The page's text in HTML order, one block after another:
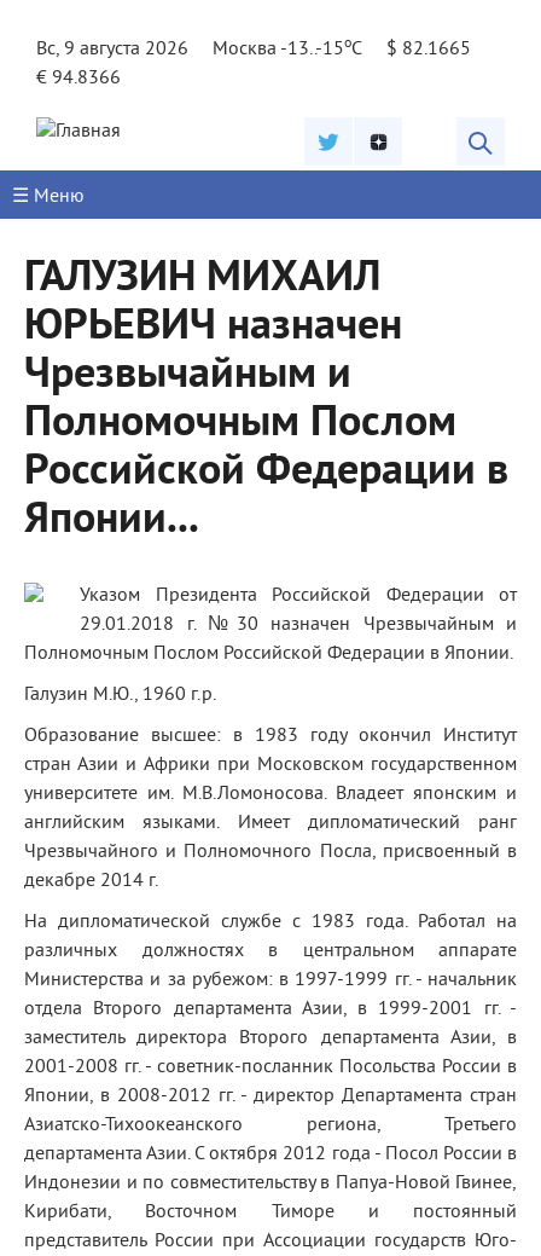
Вс, 9 августа 2026
Москва -13..-15oC
$ 82.1665
€ 94.8366
☰ Меню
ГАЛУЗИН МИХАИЛ
ЮРЬЕВИЧ назначен
Чрезвычайным и
Полномочным Послом
Российской Федерации в
Японии...
Указом Президента Российской Федерации от
29.01.2018 г. №30 назначен Чрезвычайным и
Полномочным Послом Российской Федерации в Японии.
Галузин М.Ю., 1960 г.р.
Образование высшее: в 1983 году окончил Институт
стран Азии и Африки при Московском государственном
университете им. М.В.Ломоносова. Владеет японским и
английским языками. Имеет дипломатический ранг
Чрезвычайного и Полномочного Посла, присвоенный в
декабре 2014 г.
На дипломатической службе с 1983 года. Работал на
различных должностях в центральном аппарате
Министерства и за рубежом: в 1997-1999 гг. - начальник
отдела Второго департамента Азии, в 1999-2001 гг. -
заместитель директора Второго департамента Азии, в
2001-2008 гг. - советник-посланник Посольства России в
Японии, в 2008-2012 гг. - директор Департамента стран
Азиатско-Тихоокеанского региона, Третьего
департамента Азии. С октября 2012 года - Посол России в
Индонезии и по совместительству в Папуа-Новой Гвинее,
Кирибати, Восточном Тиморе и постоянный
представитель России при Ассоциации государств Юго-